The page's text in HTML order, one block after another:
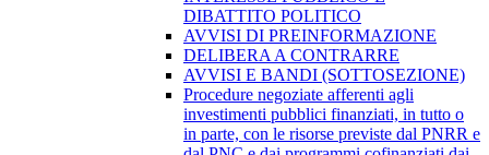
DIBATTITO POLITICO
AVVISI DI PREINFORMAZIONE
DELIBERA A CONTRARRE
AVVISI E BANDI (SOTTOSEZIONE)
Procedure negoziate afferenti agli
investimenti pubblici finanziati, in tutto o
in parte, con le risorse previste dal PNRR e